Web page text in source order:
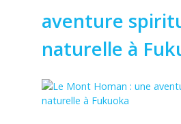
aventure
naturelle à